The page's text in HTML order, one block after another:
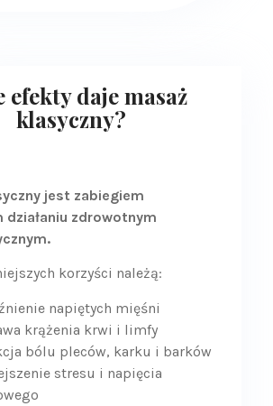
jest zabiegiem
działaniu zdrowotnym
korzyści należą:
napiętych mięśni
krążenia krwi i limfy
bólu pleców, karku i barków
stresu i napięcia
efekty daje masaż
klasyczny?